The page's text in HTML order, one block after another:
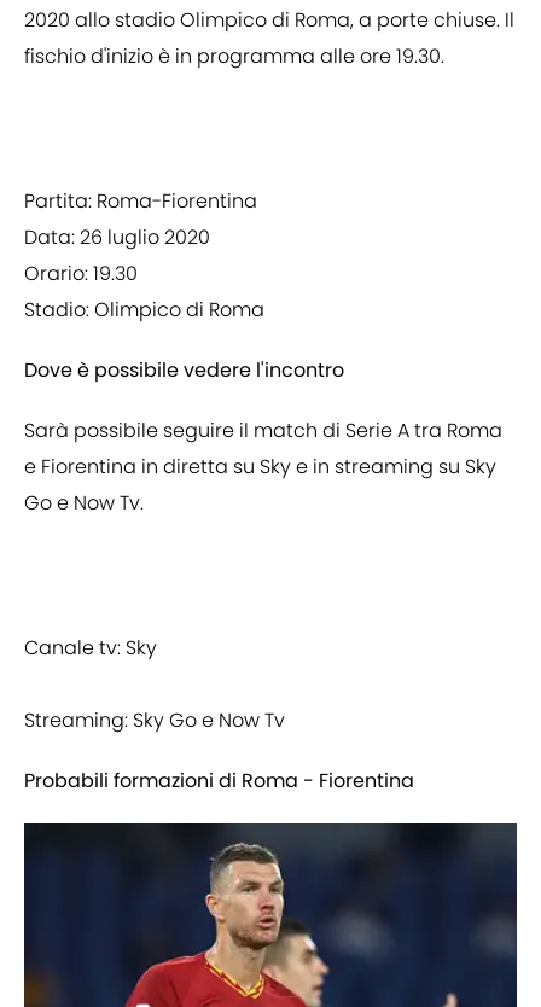
2020 allo stadio Olimpico di Roma, a porte chiuse. Il
fischio d'inizio è in programma alle ore 19.30.
Partita: Roma-Fiorentina
Data: 26 luglio 2020
Orario: 19.30
Stadio: Olimpico di Roma
Dove è possibile vedere l'incontro
Sarà possibile seguire il match di Serie A tra Roma
e Fiorentina in diretta su Sky e in streaming su Sky
Go e Now Tv.
Canale tv: Sky
Streaming: Sky Go e Now Tv
Probabili formazioni di Roma - Fiorentina